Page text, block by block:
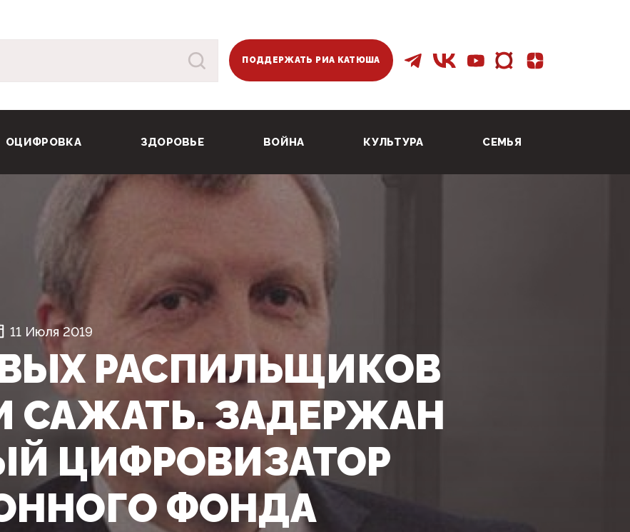
ПОДДЕРЖАТЬ РИА КАТЮША
ОЦИФРОВКА ЗДОРОВЬЕ ВОЙНА КУЛЬТУРА СЕМЬЯ
11 Июля 2019
РАСПИЛЬЩИКОВ
САЖАТЬ. ЗАДЕРЖАН
ЦИФРОВИЗАТОР
ФОНДА